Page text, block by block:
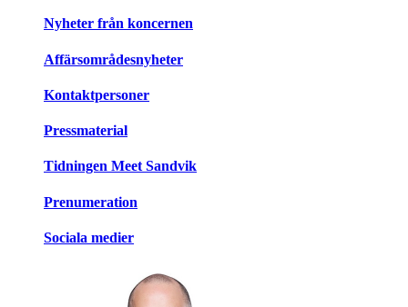
Nyheter från koncernen
Affärsområdesnyheter
Kontaktpersoner
Pressmaterial
Tidningen Meet Sandvik
Prenumeration
Sociala medier